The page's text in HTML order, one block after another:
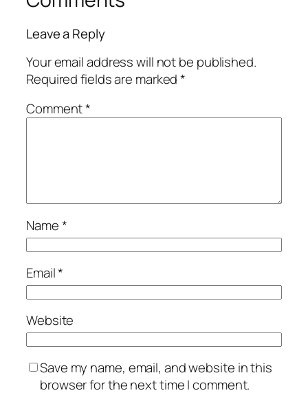
Leave a Reply
Your email address will not be published.
Required fields are marked*
Comment*
Name*
Email*
Website
Save my name, email, and website in this
browser for the next time I comment.